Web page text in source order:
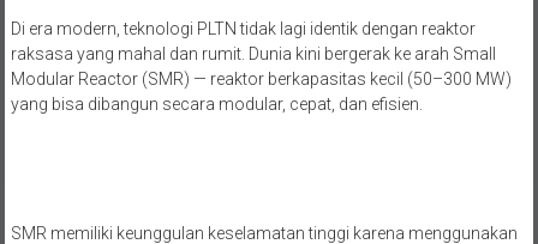
Di era modern, teknologi PLTN tidak lagi identik dengan reaktor
raksasa yang mahal dan rumit. Dunia kini bergerak ke arah Small
Modular Reactor (SMR) — reaktor berkapasitas kecil (50–300 MW)
yang bisa dibangun secara modular, cepat, dan efisien.
SMR memiliki keunggulan keselamatan tinggi karena menggunakan